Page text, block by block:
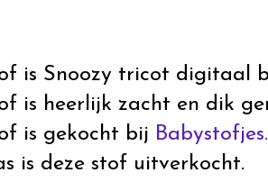
is Snoozy tricot digitaal
is heerlijk zacht en dik
is gekocht bij
is deze stof uitverkocht.